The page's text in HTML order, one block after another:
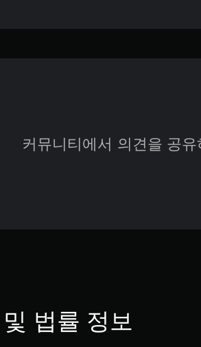
커뮤니티에서 의견을 공
법률 정보